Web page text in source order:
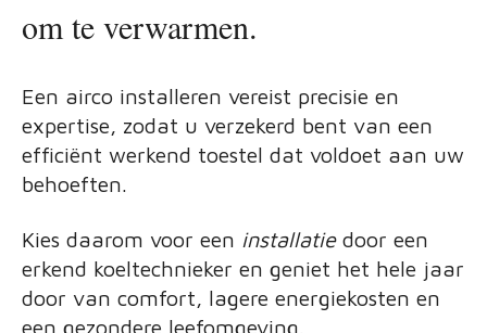
om te verwarmen.
Een airco installeren vereist precisie en
expertise, zodat u verzekerd bent van een
efficiënt werkend toestel dat voldoet aan uw
behoeften.
Kies daarom voor een installatie door een
erkend koeltechnieker en geniet het hele jaar
door van comfort, lagere energiekosten en
een gezondere leefomgeving.